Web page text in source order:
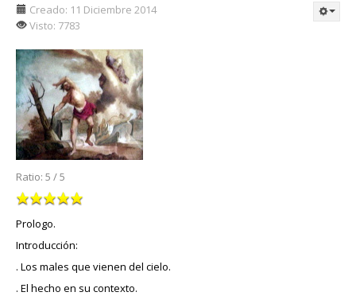
Creado: 11 Diciembre 2014
Visto: 7783
Ratio: 5 /5
Prologo.
Introducción:
. Los males que vienen del cielo.
. El hecho en su contexto.